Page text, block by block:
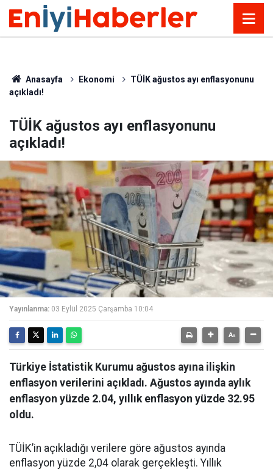
Anasayfa Ekonomi
TÜİK ağustos ayı enflasyonunu
açıkladı!
TÜİK ağustos ayı enflasyonunu
açıkladı!
Yayınlanma: 03 Eylül 2025 Çarşamba 10:04
Türkiye İstatistik Kurumu ağustos ayına ilişkin
enflasyon verilerini açıkladı. Ağustos ayında aylık
enflasyon yüzde 2.04, yıllık enflasyon yüzde 32.95
oldu.
TÜİK’in açıkladığı verilere göre ağustos ayında
enflasyon yüzde 2,04 olarak gerçekleşti. Yıllık